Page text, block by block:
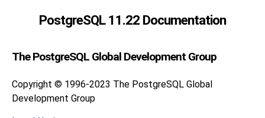
PostgreSQL 11.22 Documentation
The PostgreSQL Global Development Group
Copyright © 1996-2023 The PostgreSQL Global
Development Group